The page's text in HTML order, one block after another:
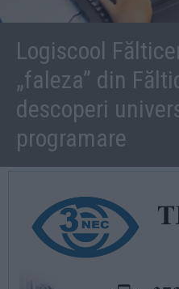
Logiscool
„faleza” din
descoperi
programare